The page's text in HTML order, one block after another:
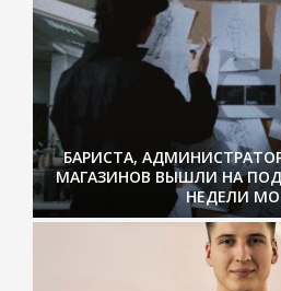
БАРИСТА,
МАГАЗИНОВ ВЫШЛИ НА
НЕДЕЛИ